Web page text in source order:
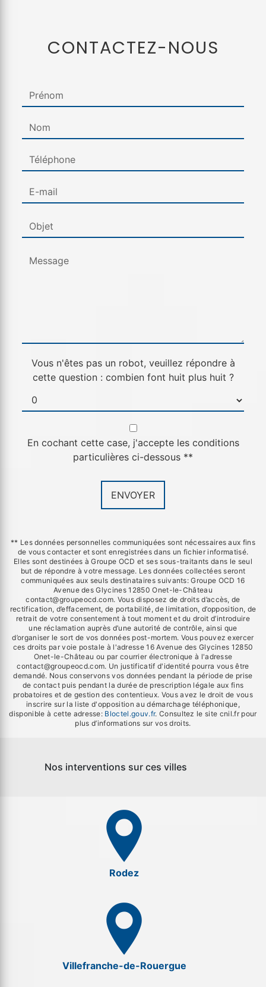
CONTACTEZ-NOUS
Vous n'êtes pas un robot, veuillez répondre à
cette question : combien font huit plus huit ?
En cochant cette case, j'accepte les conditions
particulières ci-dessous **
ENVOYER
** Les données personnelles communiquées sont nécessaires aux fins
de vous contacter et sont enregistrées dans un fichier informatisé.
Elles sont destinées à Groupe OCD et ses sous-traitants dans le seul
but de répondre à votre message. Les données collectées seront
communiquées aux seuls destinataires suivants: Groupe OCD 16
Avenue des Glycines 12850 Onet-le-Château
contact@groupeocd.com. Vous disposez de droits d’accès, de
rectification, d’effacement, de portabilité, de limitation, d’opposition, de
retrait de votre consentement à tout moment et du droit d’introduire
une réclamation auprès d’une autorité de contrôle, ainsi que
d’organiser le sort de vos données post-mortem. Vous pouvez exercer
ces droits par voie postale à l'adresse 16 Avenue des Glycines 12850
Onet-le-Château ou par courrier électronique à l'adresse
contact@groupeocd.com. Un justificatif d'identité pourra vous être
demandé. Nous conservons vos données pendant la période de prise
de contact puis pendant la durée de prescription légale aux fins
probatoires et de gestion des contentieux. Vous avez le droit de vous
inscrire sur la liste d'opposition au démarchage téléphonique,
disponible à cette adresse: Bloctel.gouv.fr. Consultez le site cnil.fr pour
plus d’informations sur vos droits.
Nos interventions sur ces villes
Rodez
Villefranche-de-Rouergue